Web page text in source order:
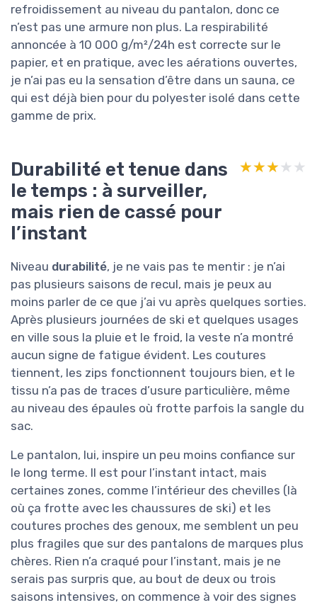
refroidissement au niveau du pantalon, donc ce
n’est pas une armure non plus. La respirabilité
annoncée à 10 000 g/m²/24h est correcte sur le
papier, et en pratique, avec les aérations ouvertes,
je n’ai pas eu la sensation d’être dans un sauna, ce
qui est déjà bien pour du polyester isolé dans cette
gamme de prix.
Durabilité et tenue dans
le temps : à surveiller,
mais rien de cassé pour
l’instant
★★★★★
★★★★★
Niveau durabilité, je ne vais pas te mentir : je n’ai
pas plusieurs saisons de recul, mais je peux au
moins parler de ce que j’ai vu après quelques sorties.
Après plusieurs journées de ski et quelques usages
en ville sous la pluie et le froid, la veste n’a montré
aucun signe de fatigue évident. Les coutures
tiennent, les zips fonctionnent toujours bien, et le
tissu n’a pas de traces d’usure particulière, même
au niveau des épaules où frotte parfois la sangle du
sac.
Le pantalon, lui, inspire un peu moins confiance sur
le long terme. Il est pour l’instant intact, mais
certaines zones, comme l’intérieur des chevilles (là
où ça frotte avec les chaussures de ski) et les
coutures proches des genoux, me semblent un peu
plus fragiles que sur des pantalons de marques plus
chères. Rien n’a craqué pour l’instant, mais je ne
serais pas surpris que, au bout de deux ou trois
saisons intensives, on commence à voir des signes